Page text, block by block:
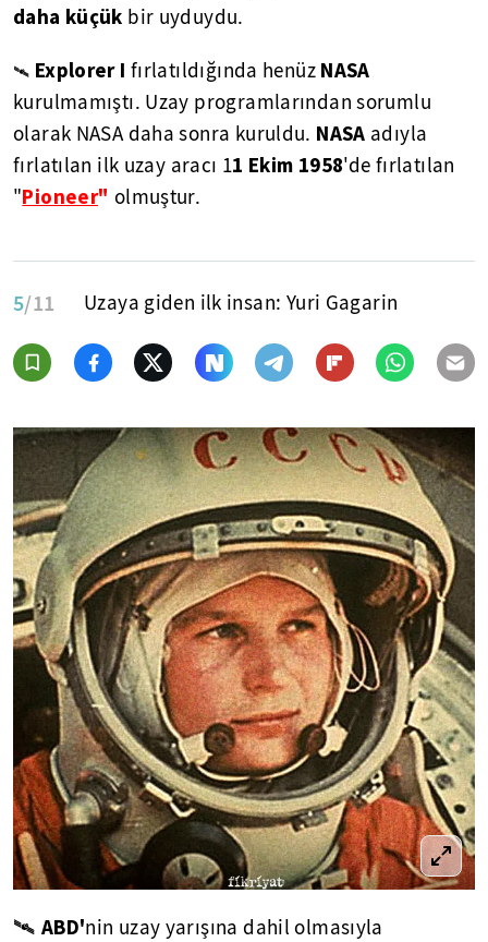
daha küçük bir uyduydu.
🛰 Explorer I fırlatıldığında henüz NASA
kurulmamıştı. Uzay programlarından sorumlu
olarak NASA daha sonra kuruldu. NASA adıyla
fırlatılan ilk uzay aracı 11 Ekim 1958'de fırlatılan
"Pioneer" olmuştur.
5/11 Uzaya giden ilk insan: Yuri Gagarin
🛰 ABD'nin uzay yarışına dahil olmasıyla